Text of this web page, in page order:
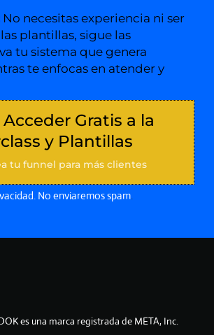
No necesitas experiencia ni ser
plantillas, sigue las
tu sistema que genera
te enfocas en atender y
Gratis a la
y Plantillas
tu funnel para más clientes
No enviaremos spam.
es una marca registrada de META, Inc.